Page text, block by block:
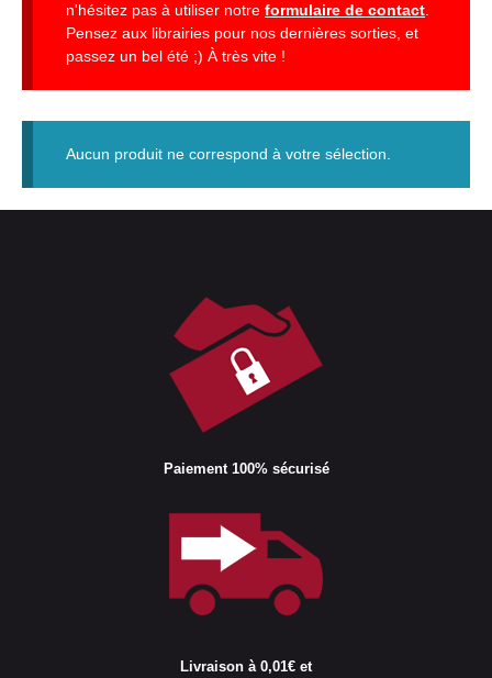
n'hésitez pas à utiliser notre formulaire de contact
Pensez aux librairies pour nos dernières sorties, et
passez un bel été ;) À très vite !
Aucun produit ne correspond à votre sélection.
Paiement 100% sécurisé
Livraison à 0,01€ et